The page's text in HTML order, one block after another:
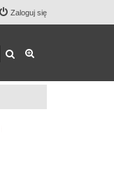
Zaloguj się
Szukaj